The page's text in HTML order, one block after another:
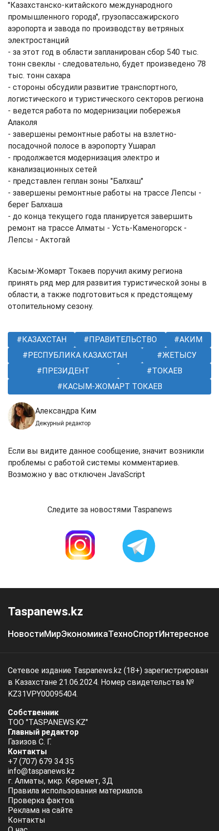
"Казахстанско-китайского международного
промышленного города", грузопассажирского
аэропорта и завода по производству ветряных
электростанций
- за этот год в области запланирован сбор 540 тыс.
тонн свеклы - следовательно, будет произведено 78
тыс. тонн сахара
- стороны обсудили развитие транспортного,
логистического и туристического секторов региона
- ведется работа по модернизации побережья
Алаколя
- завершены ремонтные работы на взлетно-
посадочной полосе в аэропорту Ушарал
- продолжается модернизация электро и
канализационных сетей
- представлен геплан зоны "Балхаш"
- завершены ремонтные работы на трассе Лепсы -
берег Балхаша
- до конца текущего года планируется завершить
ремонт на трассе Алматы - Усть-Каменогорск -
Лепсы - Актогай
Касым-Жомарт Токаев поручил акиму региона
принять ряд мер для развития туристической зоны в
области, а также подготовиться к предстоящему
отопительному сезону.
КАЗАХСТАН ПРАВИТЕЛЬСТВО
АКИМ
РЕСПУБЛИКА КАЗАХСТАН
ЖЕТЫСУ
ПРЕЗИДЕНТ
ТОКАЕВ
КАСЫМ-ЖОМАРТ ТОКАЕВ
Александра Ким
Дежурный редактор
Если вы видите данное сообщение, значит возникли
проблемы с работой системы комментариев.
Возможно у вас отключен JavaScript
Следите за новостями Taspanews
Taspanews.kz
НовостиМирЭкономикаТехноСпортИнтересное
Сетевое издание Taspanews.kz (18+) зарегистрирован
в Казахстане 21.06.2024. Номер свидетельства №
KZ31VPY00095404.
Собственник
ТОО "TASPANEWS.KZ"
Главный редактор
Газизов С. Г.
Контакты
+7 (707) 679 34 35
info@taspanews.kz
г. Алматы, мкр. Керемет, 3Д
Правила использования материалов
Проверка фактов
Реклама на сайте
Контакты